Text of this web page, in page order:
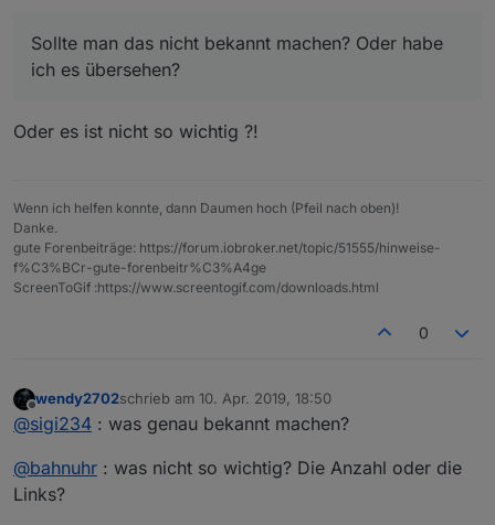
Sollte man das nicht bekannt machen? Oder habe
ich es übersehen?
Oder es ist nicht so wichtig ?!
Wenn ich helfen konnte, dann Daumen hoch (Pfeil nach oben)!
Danke.
gute Forenbeiträge: https://forum.iobroker.net/topic/51555/hinweise-
f%C3%BCr-gute-forenbeitr%C3%A4ge
ScreenToGif :https://www.screentogif.com/downloads.html
0
Offline
wendy2702schrieb am 10. Apr. 2019, 18:50
zuletzt editiert von
@sigi234 : was genau bekannt machen?
@bahnuhr : was nicht so wichtig? Die Anzahl oder die
Links?